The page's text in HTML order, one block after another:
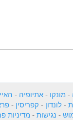
- מונקו -אתיופיה -
-לונדון - קפריסין -
- נגישות - מדיניות